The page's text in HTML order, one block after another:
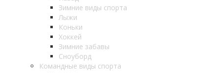
Зимние виды спорта
Лыжи
Коньки
Хоккей
Зимние забавы
Сноуборд
Командные виды спорта